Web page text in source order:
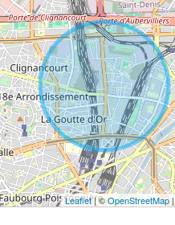
Leaflet| ©OpenStreetMap|